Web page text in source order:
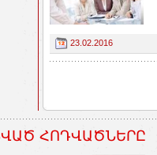
23.02.2016
ՀՈԴՎԱԾՆԵՐԸ